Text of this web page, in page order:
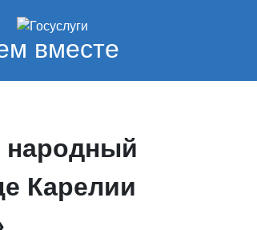
вместе
народный
Карелии